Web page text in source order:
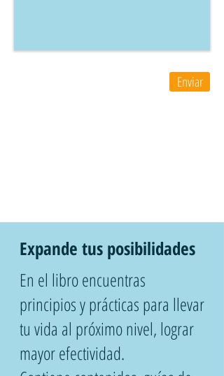
Enviar
Expande tus posibilidades
En el libro encuentras
principios y prácticas para llevar
tu vida al próximo nivel, lograr
mayor efectividad.